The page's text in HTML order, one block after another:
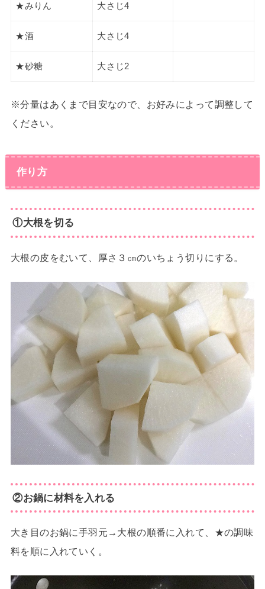
★みりん 大さじ4
★酒 大さじ4
★砂糖 大さじ2
※分量はあくまで目安なので、お好みによって調整して
ください。
作り方
①大根を切る
大根の皮をむいて、厚さ３㎝のいちょう切りにする。
②お鍋に材料を入れる
大き目のお鍋に手羽元→大根の順番に入れて、★の調味
料を順に入れていく。